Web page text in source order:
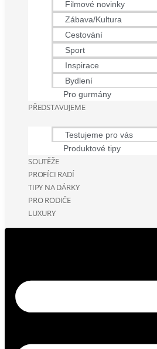
Filmové novinky
Zábava/Kultura
Cestování
Sport
Inspirace
Bydlení
Pro gurmány
PŘEDSTAVUJEME
Testujeme pro vás
Produktové tipy
SOUTĚŽE
PROFÍCI RADÍ
TIPY NA DÁRKY
PRO RODIČE
LUXURY